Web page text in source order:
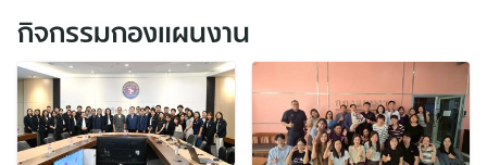
กิจกรรมกองแผนงาน